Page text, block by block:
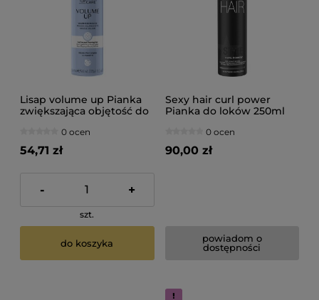
Lisap volume up Pianka
zwiększająca objętość do
0 ocen
54,71 zł
- +
szt.
do koszyka
Sexy hair curl power
Pianka do loków 250ml
0 ocen
90,00 zł
powiadom o
dostępności